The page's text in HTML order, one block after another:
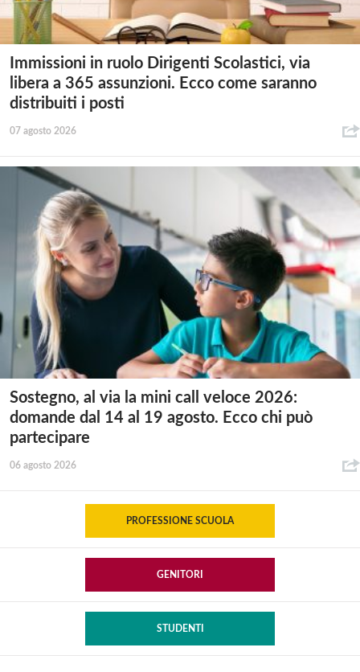
Immissioni in ruolo Dirigenti Scolastici, via
libera a 365 assunzioni. Ecco come saranno
distribuiti i posti
07 agosto 2026
Sostegno, al via la mini call veloce 2026:
domande dal 14 al 19 agosto. Ecco chi può
partecipare
06 agosto 2026
PROFESSIONE SCUOLA
GENITORI
STUDENTI